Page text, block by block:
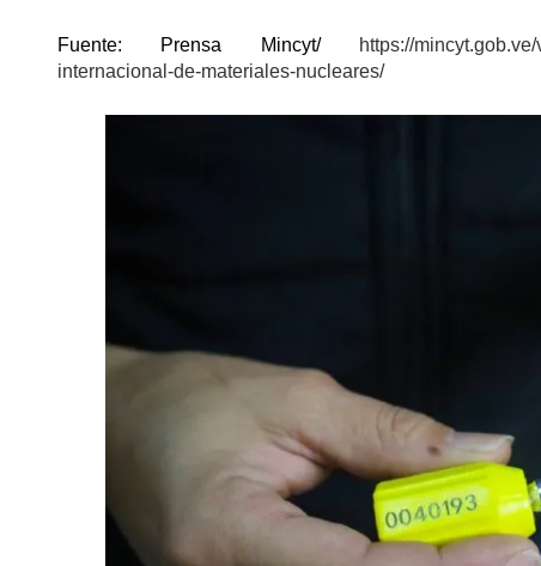
Fuente: Prensa Mincyt/
https://
internacional-de-materiales-nucleares/